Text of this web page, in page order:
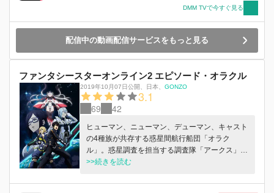
が失くしたはずの『ロジック』だった。そして美
親はアテナと共に思いがけない運命へと導かれて
いく。
DMM TVで今すぐ見る
配信中の動画配信サービスをもっと見る
ファンタシースターオンライン2 エピソード・オラクル
2019年10月07日公開 日本 GONZO
3.1
69 42
ヒューマン、ニューマン、デューマン、キャスト
の4種族が共存する惑星間航行船団「オラク
ル」。惑星調査を担当する調査隊「アークス」の
新米・アッシュは、惑星ナベリウスで記憶喪失の
陰謀に巻き込まれていく。
>>続きを読む